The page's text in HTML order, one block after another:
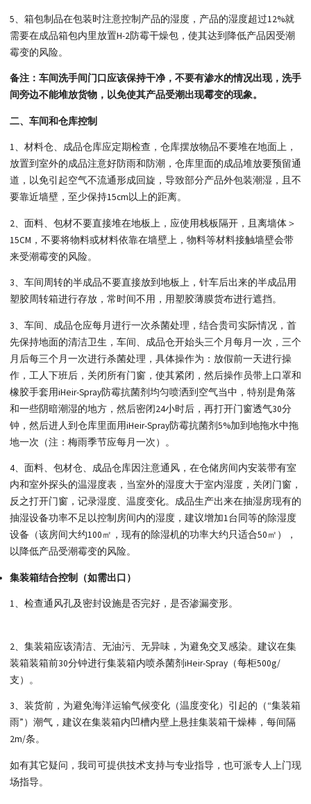
5、箱包制品在包装时注意控制产品的湿度，产品的湿度超过12%就
需要在成品箱包内里放置H-2防霉干燥包，使其达到降低产品因受潮
霉变的风险。
备注：车间洗手间门口应该保持干净，不要有渗水的情况出现，洗手
间旁边不能堆放货物，以免使其产品受潮出现霉变的现象。
二、车间和仓库控制
1、材料仓、成品仓库应定期检查，仓库摆放物品不要堆在地面上，
放置到室外的成品注意好防雨和防潮，仓库里面的成品堆放要预留通
道，以免引起空气不流通形成回旋，导致部分产品外包装潮湿，且不
要靠近墙壁，至少保持15cm以上的距离。
2、面料、包材不要直接堆在地板上，应使用栈板隔开，且离墙体＞
15CM，不要将物料或材料依靠在墙壁上，物料等材料接触墙壁会带
来受潮霉变的风险。
3、车间周转的半成品不要直接放到地板上，针车后出来的半成品用
塑胶周转箱进行存放，常时间不用，用塑胶薄膜货布进行遮挡。
3、车间、成品仓应每月进行一次杀菌处理，结合贵司实际情况，首
先保持地面的清洁卫生，车间、成品仓开始头三个月每月一次，三个
月后每三个月一次进行杀菌处理，具体操作为：放假前一天进行操
作，工人下班后，关闭所有门窗，使其紧闭，然后操作员带上口罩和
橡胶手套用iHeir-Spray防霉抗菌剂均匀喷洒到空气当中，特别是角落
和一些阴暗潮湿的地方，然后密闭24小时后，再打开门窗透气30分
钟，然后进人到仓库里面用iHeir-Spray防霉抗菌剂5%加到地拖水中拖
地一次（注：梅雨季节应每月一次）。
4、面料、包材仓、成品仓库因注意通风，在仓储房间内安装带有室
内和室外探头的温湿度表，当室外的湿度大于室内湿度，关闭门窗，
反之打开门窗，记录湿度、温度变化。成品生产出来在抽湿房现有的
抽湿设备功率不足以控制房间内的湿度，建议增加1台同等的除湿度
设备（该房间大约100㎡，现有的除湿机的功率大约只适合50㎡），
以降低产品受潮霉变的风险。
集装箱结合控制（如需出口）
1、检查通风孔及密封设施是否完好，是否渗漏变形。
2、集装箱应该清洁、无油污、无异味，为避免交叉感染。建议在集
装箱装箱前30分钟进行集装箱内喷杀菌剂iHeir-Spray（每柜500g/
支）。
3、装货前，为避免海洋运输气候变化（温度变化）引起的（“集装箱
雨”）潮气，建议在集装箱内凹槽内壁上悬挂集装箱干燥棒，每间隔
2m/条。
如有其它疑问，我司可提供技术支持与专业指导，也可派专人上门现
场指导。